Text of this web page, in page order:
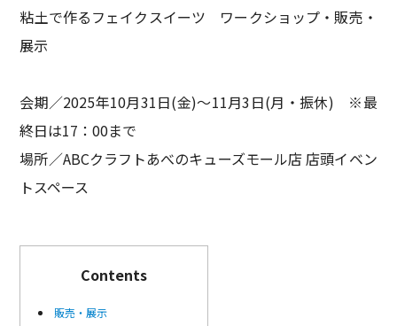
粘土で作るフェイクスイーツ ワークショップ・販売・
展示
会期／2025年10月31日(金)～11月3日(月・振休) ※最
終日は17：00まで
場所／ABCクラフトあべのキューズモール店 店頭イベン
トスペース
Contents
販売・展示